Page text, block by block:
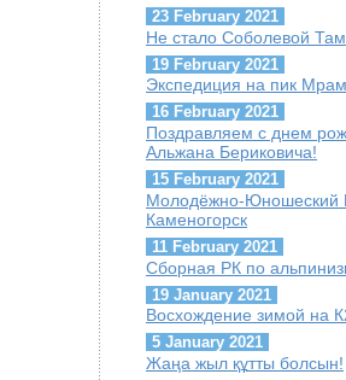
23 February 2021
Не стало Соболевой
19 February 2021
Экспедиция на пик
16 February 2021
Поздравляем с днем
Альжана Бериковича!
15 February 2021
Молодёжно-Юношеский
Каменогорск
11 February 2021
Сборная РК по
19 January 2021
Восхождение зимой на
5 January 2021
Жаңа жыл құтты болсын!